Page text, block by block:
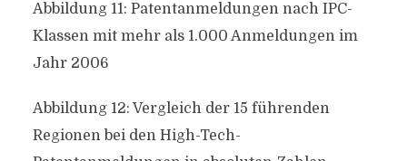
Abbildung 11: Patentanmeldungen nach IPC-
Klassen mit mehr als 1.000 Anmeldungen im
Jahr 2006
Abbildung 12: Vergleich der 15 führenden
Regionen bei den High-Tech-